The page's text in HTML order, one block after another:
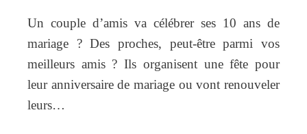
Un couple d’amis va célébrer ses 10 ans de
mariage ? Des proches, peut-être parmi vos
meilleurs amis ? Ils organisent une fête pour
leur anniversaire de mariage ou vont renouveler
leurs…